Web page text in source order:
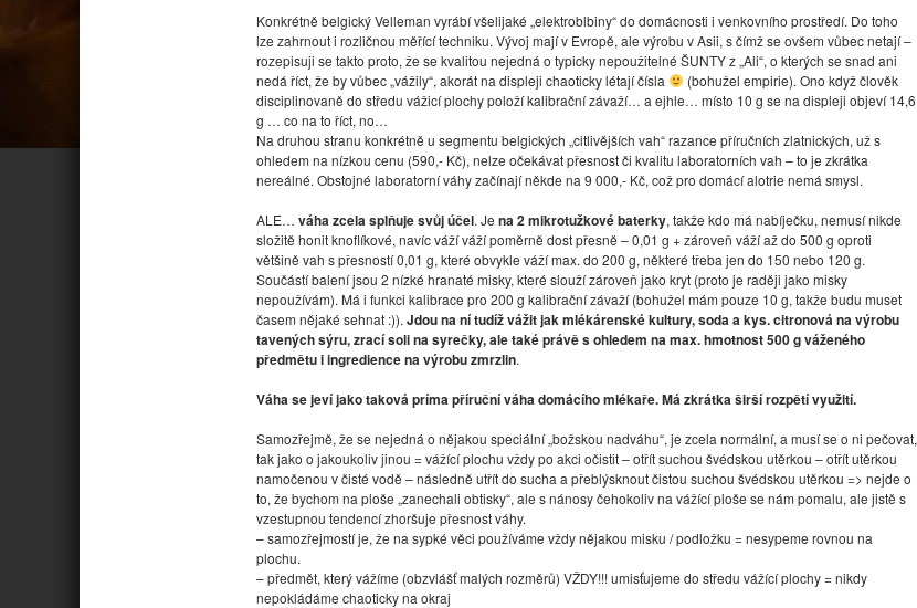
Konkrétně belgický Velleman vyrábí všelijaké „elektroblbiny“ do domácnosti i venkovního prostředí. Do toho
lze zahrnout i rozličnou měřící techniku. Vývoj mají v Evropě, ale výrobu v Asii, s čímž se ovšem vůbec netají –
rozepisuji se takto proto, že se kvalitou nejedná o typicky nepoužitelné ŠUNTY z „Ali“, o kterých se snad ani
nedá říct, že by vůbec „vážily“, akorát na displeji chaoticky létají čísla
(bohužel empirie). Ono když člověk
disciplinovaně do středu vážicí plochy položí kalibrační závaží… a ejhle… místo 10 g se na displeji objeví 14,6
g … co na to říct, no…
Na druhou stranu konkrétně u segmentu belgických „citlivějších vah“ razance příručních zlatnických, už s
ohledem na nízkou cenu (590,- Kč), nelze očekávat přesnost či kvalitu laboratorních vah – to je zkrátka
nereálné. Obstojné laboratorní váhy začínají někde na 9 000,- Kč, což pro domácí alotrie nemá smysl.
ALE… váha zcela splňuje svůj účel. Je na 2 mikrotužkové baterky, takže kdo má nabíječku, nemusí nikde
složitě honit knoflíkové, navíc váží váží poměrně dost přesně – 0,01 g + zároveň váží až do 500 g oproti
většině vah s přesností 0,01 g, které obvykle váží max. do 200 g, některé třeba jen do 150 nebo 120 g.
Součástí balení jsou 2 nízké hranaté misky, které slouží zároveň jako kryt (proto je raději jako misky
nepoužívám). Má i funkci kalibrace pro 200 g kalibrační závaží (bohužel mám pouze 10 g, takže budu muset
časem nějaké sehnat :)). Jdou na ní tudíž vážit jak mlékárenské kultury, soda a kys. citronová na výrobu
tavených sýru, zrací soli na syrečky, ale také právě s ohledem na max. hmotnost 500 g váženého
předmětu i ingredience na výrobu zmrzlin.
Váha se jeví jako taková príma příruční váha domácího mlékaře. Má zkrátka širší rozpětí využití.
Samozřejmě, že se nejedná o nějakou speciální „božskou nadváhu“, je zcela normální, a musí se o ni pečovat,
tak jako o jakoukoliv jinou = vážící plochu vždy po akci očistit – otřít suchou švédskou utěrkou – otřít utěrkou
namočenou v čisté vodě – následně utřít do sucha a přeblýsknout čistou suchou švédskou utěrkou => nejde o
to, že bychom na ploše „zanechali obtisky“, ale s nánosy čehokoliv na vážící ploše se nám pomalu, ale jistě s
vzestupnou tendencí zhoršuje přesnost váhy.
– samozřejmostí je, že na sypké věci používáme vždy nějakou misku / podložku = nesypeme rovnou na
plochu.
– předmět, který vážíme (obzvlášť malých rozměrů) VŽDY!!! umisťujeme do středu vážící plochy = nikdy
nepokládáme chaoticky na okraj